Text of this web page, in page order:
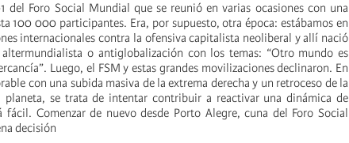
del Foro Social Mundial que se reunió en varias ocasiones con una
100 000 participantes. Era, por supuesto, otra época: estábamos en
internacionales contra la ofensiva capitalista neoliberal y allí nació
o antiglobalización con los temas: “Otro mundo es
Luego, el FSM y estas grandes movilizaciones declinaron. En
con una subida masiva de la extrema derecha y un retroceso de la
planeta, se trata de intentar contribuir a reactivar una dinámica de
fácil. Comenzar de nuevo desde Porto Alegre, cuna del Foro Social
decisión